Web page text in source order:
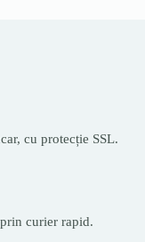
cu protecție SSL.
curier rapid.